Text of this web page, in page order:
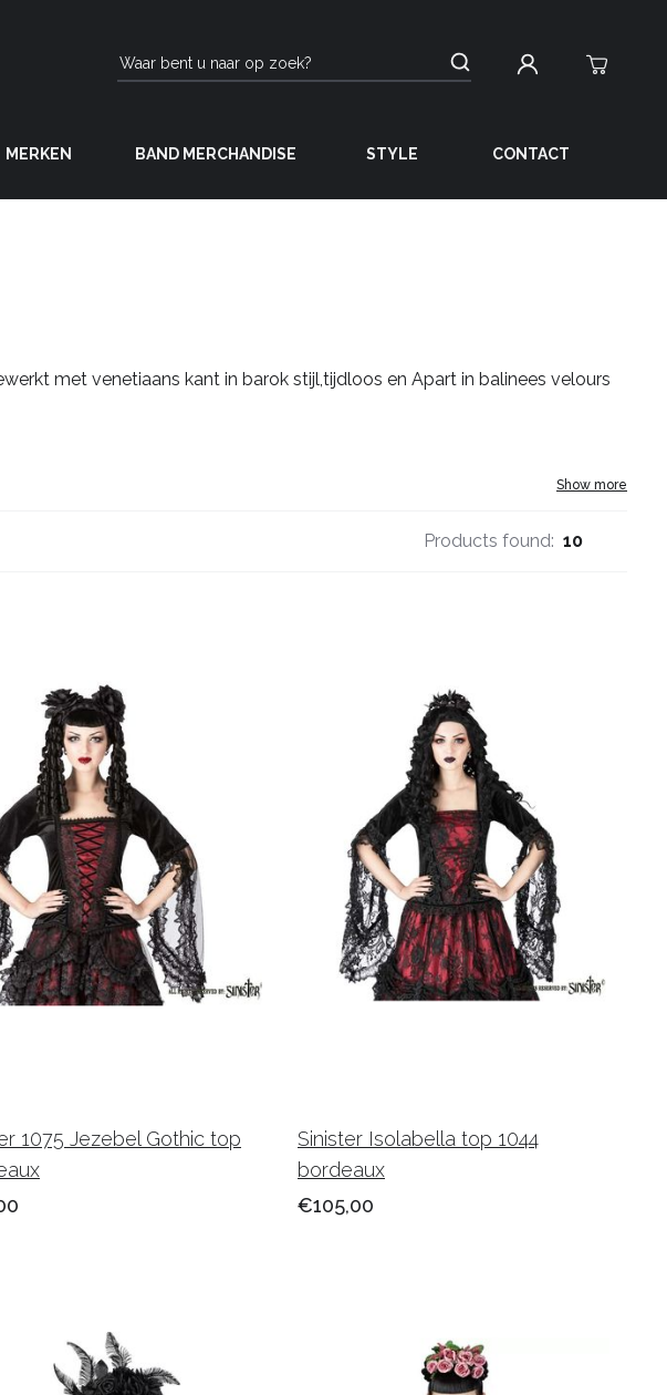
MERKEN BAND MERCHANDISE STYLE CONTACT
met venetiaans kant in barok stijl,tijdloos en Apart in balinees velours
Show more
Products found: 10
1075 Jezebel Gothic top
Sinister Isolabella top 1044
bordeaux
€105,00